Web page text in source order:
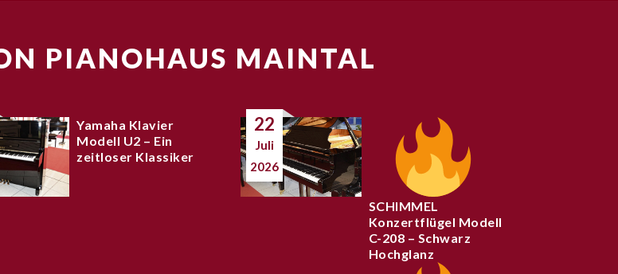
PIANOHAUS MAINTAL
Yamaha Klavier
Modell U2 – Ein
zeitloser Klassiker
22
Juli
2026
SCHIMMEL
Konzertflügel Modell
C-208 – Schwarz
Hochglanz